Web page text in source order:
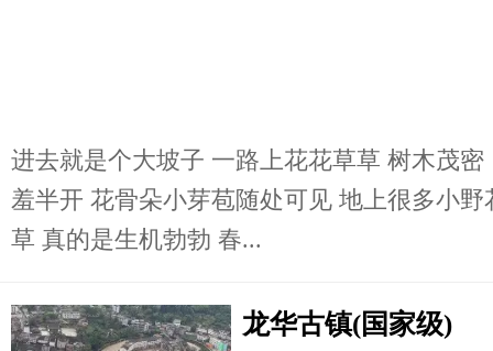
进去就是个大坡子 一路上花花草草 树木茂
羞半开 花骨朵小芽苞随处可见 地上很多小
草 真的是生机勃勃 春...
龙华古镇(国家级)